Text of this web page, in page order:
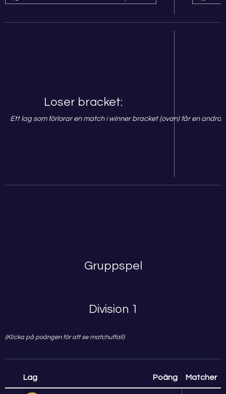
Loser bracket:
Ett lag som förlorar en match i winner bracket (ovan) får en
Gruppspel
Division 1
(Klicka på poängen för att se matchutfall)
Lag Poäng Matcher